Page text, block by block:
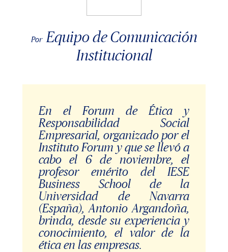
Por Equipo de Comunicación
Institucional
En el Forum de Ética y
Responsabilidad Social
Empresarial, organizado por el
Instituto Forum y que se llevó a
cabo el 6 de noviembre, el
profesor emérito del IESE
Business School de la
Universidad de Navarra
(España), Antonio Argandoña,
brinda, desde su experiencia y
conocimiento, el valor de la
ética en las empresas.